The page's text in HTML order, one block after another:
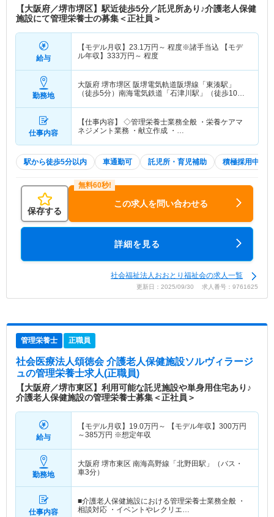
【大阪府／堺市堺区】駅近徒歩5分／託児所あり♪介護老人保健
施設にて管理栄養士の募集＜正社員＞
給与
【モデル月収】 23.1万円～ 程度※諸手当込 【モデ
ル年収】 333万円～ 程度
勤務地
大阪府 堺市堺区 阪堺電気軌道阪堺線「東湊駅」
（徒歩5分）南海電気鉄道「石津川駅」（徒歩10
仕事内容
【仕事内容】 ◇管理栄養士業務全般 ・栄養ケアマ
ネジメント業務 ・献立作成 ・…
駅から徒歩5分以内 車通勤可 託児所・育児補助 積極採用中
保存する
この求人を問い合わせる
詳細を見る
社会福祉法人おおとり福祉会の求人一覧
更新日：2025/09/30 求人番号：9761625
管理栄養士 正職員
社会医療法人頌徳会 介護老人保健施設ソルヴィラージ
ュの管理栄養士求人(正職員)
【大阪府／堺市東区】利用可能な託児施設や単身用住宅あり♪
介護老人保健施設の管理栄養士募集＜正社員＞
給与
【モデル月収】 19.0万円～ 【モデル年収】 300万円
～385万円 ※想定年収
勤務地
大阪府 堺市東区 南海高野線「北野田駅」（バス・
車3分）
仕事内容
■介護老人保健施設における管理栄養士業務全般 ・
相談対応 ・イベントやレクリエ…